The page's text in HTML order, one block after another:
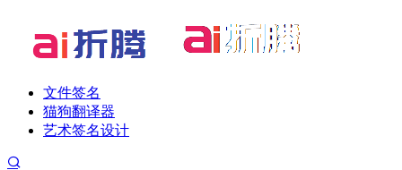
文件签名
猫狗翻译器
艺术签名设计